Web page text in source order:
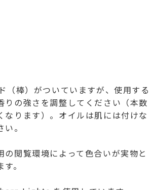
（棒）がついていますが、使用する
りの強さを調整してください（本数
なります）。オイルは肌には付けな
。
閲覧環境によって色合いが実物と
。